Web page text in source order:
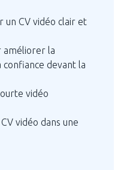
un CV vidéo clair et
améliorer la
devant la
vidéo
vidéo dans une